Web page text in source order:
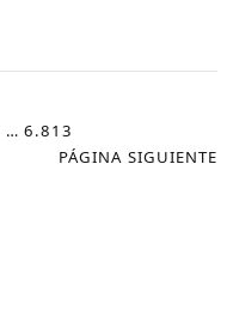
… 6.813
PÁGINA SIGUIENTE